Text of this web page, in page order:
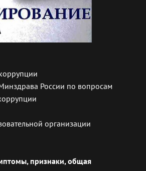
России по вопросам
организации
признаки, общая